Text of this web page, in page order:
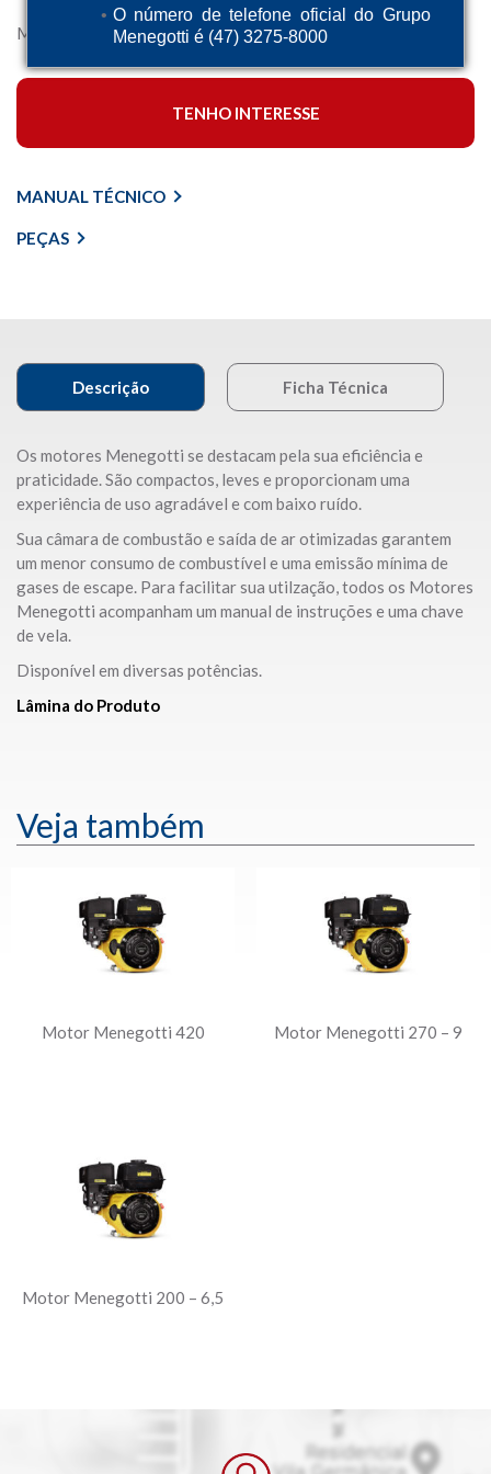
O número de telefone oficial do Grupo
Menegotti é (47) 3275-8000
Motor leve e compacto para seus equipamentos.
TENHO INTERESSE
MANUAL TÉCNICO
PEÇAS
Descrição Ficha Técnica
Os motores Menegotti se destacam pela sua eficiência e
praticidade. São compactos, leves e proporcionam uma
experiência de uso agradável e com baixo ruído.
Sua câmara de combustão e saída de ar otimizadas garantem
um menor consumo de combustível e uma emissão mínima de
gases de escape. Para facilitar sua utilzação, todos os Motores
Menegotti acompanham um manual de instruções e uma chave
de vela.
Disponível em diversas potências.
Lâmina do Produto
Veja também
Motor Menegotti 420 Motor Menegotti 270 – 9
Motor Menegotti 200 – 6,5